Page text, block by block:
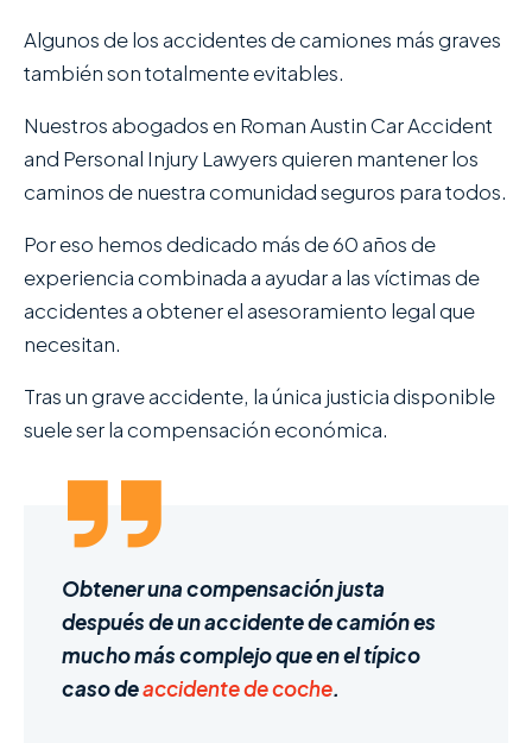
Algunos de los accidentes de camiones más graves
también son totalmente evitables.
Nuestros abogados en Roman Austin Car Accident
and Personal Injury Lawyers quieren mantener los
caminos de nuestra comunidad seguros para todos.
Por eso hemos dedicado más de 60 años de
experiencia combinada a ayudar a las víctimas de
accidentes a obtener el asesoramiento legal que
necesitan.
Tras un grave accidente, la única justicia disponible
suele ser la compensación económica.
Obtener una compensación justa
después de un accidente de camión es
mucho más complejo que en el típico
caso deaccidente de coche.